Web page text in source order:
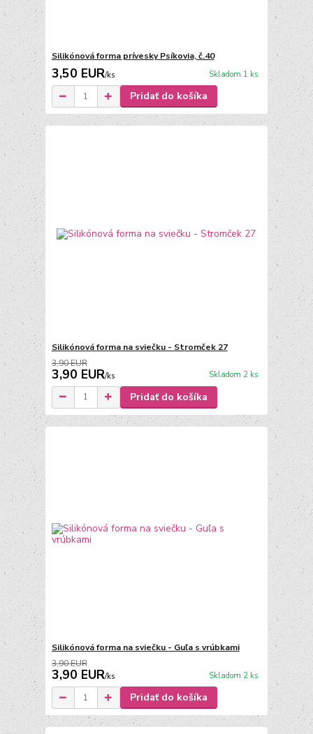
Silikónová forma prívesky Psíkovia, č.40
3,50 EUR/ks Skladom 1 ks
Pridať do košíka
Silikónová forma na sviečku - Stromček 27
3,90 EUR
3,90 EUR/ks Skladom 2 ks
Pridať do košíka
Silikónová forma na sviečku - Guľa s vrúbkami
3,90 EUR
3,90 EUR/ks Skladom 2 ks
Pridať do košíka